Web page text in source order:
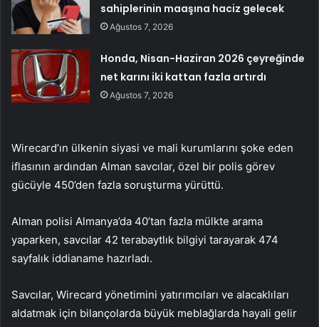
sahiplerinin maaşına haciz gelecek
Ağustos 7, 2026
Honda, Nisan-Haziran 2026 çeyreğinde
net karını iki kattan fazla artırdı
Ağustos 7, 2026
Wirecard’ın ülkenin siyasi ve mali kurumlarını şoke eden
iflasının ardından Alman savcılar, özel bir polis görev
gücüyle 450’den fazla soruşturma yürüttü.
Alman polisi Almanya’da 40’tan fazla mülkte arama
yaparken, savcılar 42 terabaytlık bilgiyi tarayarak 474
sayfalık iddianame hazırladı.
Savcılar, Wirecard yönetimini yatırımcıları ve alacaklıları
aldatmak için bilançolarda büyük meblağlarda hayali gelir